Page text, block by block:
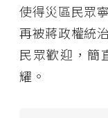
使得災區民眾
再被蔣政權統
民眾歡迎，簡
耀。